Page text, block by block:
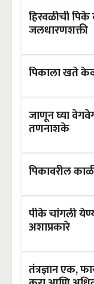
हिरवळीची
जलधारणशक्ती
पिकाला खते
जाणून घ्या
तणनाशके
पिकावरील
पीके चांगली
अशाप्रकारे
तंत्रज्ञान एक,